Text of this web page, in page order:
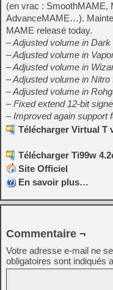
(en vrac : SmoothMAME,
AdvanceMAME…).
MAME releasé today.
– Adjusted volume in
– Adjusted volume in
– Adjusted volume in
– Adjusted volume in Nitro
– Adjusted volume in
– Fixed extend 12-bit
– Improved again support
Télécharger Virtual T
Télécharger Ti99w
Site Officiel
En savoir plus…
Commentaire ¬
Votre adresse e-mail ne
obligatoires sont indiqués